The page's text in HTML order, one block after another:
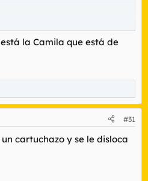
todo lo contrario.
la Camila que está de
#31
cartuchazo y se le disloca